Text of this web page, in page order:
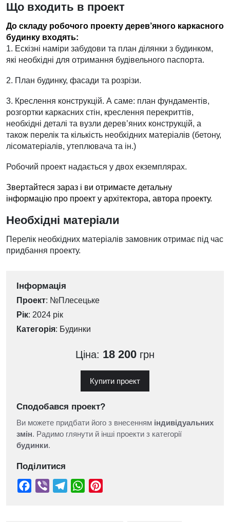
Що входить в проект
До складу робочого проекту дерев’яного каркасного
будинку входять:
1. Ескізні наміри забудови та план ділянки з будинком,
які необхідні для отримання будівельного паспорта.
2. План будинку, фасади та розрізи.
3. Креслення конструкцій. А саме: план фундаментів,
розгортки каркасних стін, креслення перекриттів,
необхідні деталі та вузли дерев’яних конструкцій, а
також перелік та кількість необхідних матеріалів (бетону,
лісоматеріалів, утеплювача та ін.)
Робочий проект надається у двох екземплярах.
Звертайтеся зараз і ви отримаєте детальну
інформацію про проект у архітектора, автора проекту.
Необхідні матеріали
Перелік необхідних матеріалів замовник отримає під час
придбання проекту.
Інформація
Проект: №Плесецьке
Рік: 2024 рік
Категорія: Будинки
Ціна: 18 200 грн
Купити проект
Сподобався проект?
Ви можете придбати його з внесенням індивідуальних
змін. Радимо глянути й інші проекти з категорії
будинки.
Поділитися